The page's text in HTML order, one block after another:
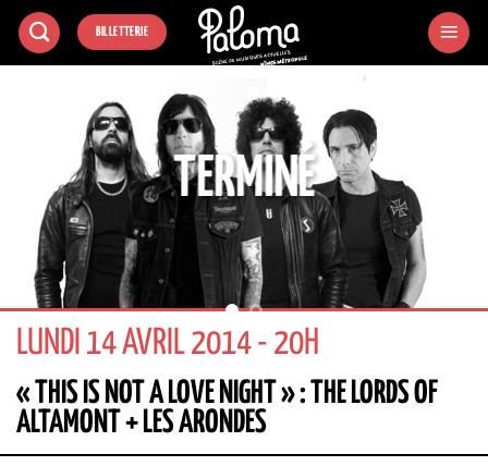
Passer
BILLETTERIE
TERMINÉ
LUNDI 14 AVRIL 2014 - 20H
« THIS IS NOT A LOVE NIGHT » : THE LORDS OF
ALTAMONT + LES ARONDES